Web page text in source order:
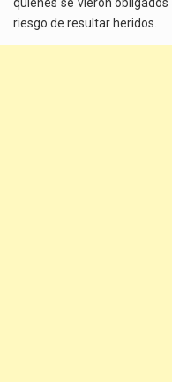
quienes se vieron
riesgo de resultar heridos.